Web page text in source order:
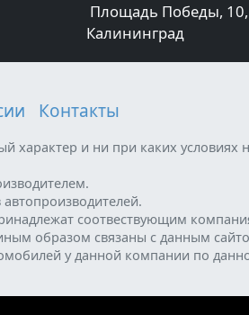
Площадь Победы,
Калининград
Контакты
характер и ни при каких условиях
соотвествующим
образом связаны с данным
у данной компании по